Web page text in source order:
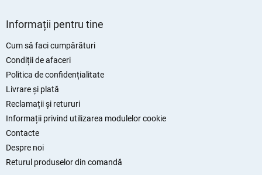
Informații pentru tine
Cum să faci cumpărături
Condiții de afaceri
Politica de confidențialitate
Livrare și plată
Reclamații și retururi
Informații privind utilizarea modulelor cookie
Contacte
Despre noi
Returul produselor din comandă